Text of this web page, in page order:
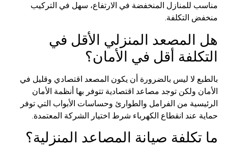
للمنازل المنخفضة في الارتفاع، سهل في التركيب
التكلفة.
المنزلي الأقل في
أقل في الأمان؟
لا ليس بالضرورة أن يكون المصعد اقتصادي وقليل في
ولكن توجد مصاعد اقتصادية تتوفر بها أنظمة الأمان
من الفرامل والطوارئ وحساسات الأبواب التي توفر
عند انقطاع الكهرباء شرط اختيار الشركة المعتمدة.
صيانة المصاعد المنزلية؟